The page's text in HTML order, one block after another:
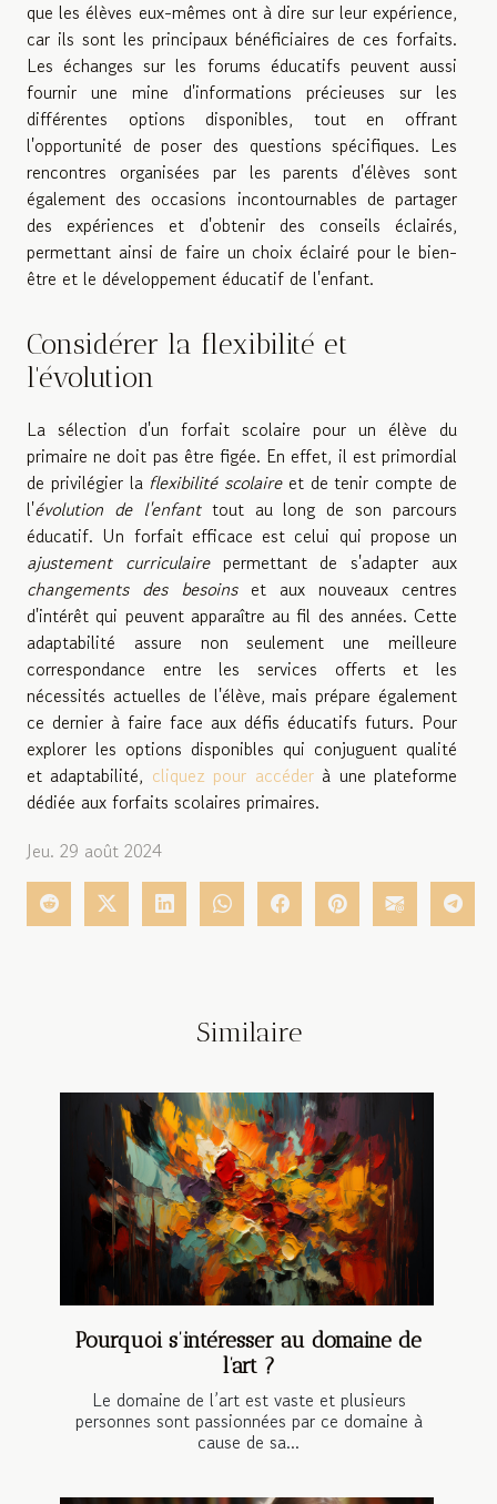
que les élèves eux-mêmes ont à dire sur leur expérience,
car ils sont les principaux bénéficiaires de ces forfaits.
Les échanges sur les forums éducatifs peuvent aussi
fournir une mine d'informations précieuses sur les
différentes options disponibles, tout en offrant
l'opportunité de poser des questions spécifiques. Les
rencontres organisées par les parents d'élèves sont
également des occasions incontournables de partager
des expériences et d'obtenir des conseils éclairés,
permettant ainsi de faire un choix éclairé pour le bien-
être et le développement éducatif de l'enfant.
Considérer la flexibilité et
l'évolution
La sélection d'un forfait scolaire pour un élève du
primaire ne doit pas être figée. En effet, il est primordial
de privilégier la flexibilité scolaireet de tenir compte de
l'évolution de l'enfanttout au long de son parcours
éducatif. Un forfait efficace est celui qui propose un
ajustement curriculairepermettant de s'adapter aux
changements des besoinset aux nouveaux centres
d'intérêt qui peuvent apparaître au fil des années. Cette
adaptabilité assure non seulement une meilleure
correspondance entre les services offerts et les
nécessités actuelles de l'élève, mais prépare également
ce dernier à faire face aux défis éducatifs futurs. Pour
explorer les options disponibles qui conjuguent qualité
et adaptabilité, cliquez pour accéderà une plateforme
dédiée aux forfaits scolaires primaires.
Jeu. 29 août 2024
Similaire
Pourquoi s’intéresser au domaine de
l’art ?
Le domaine de l’art est vaste et plusieurs
personnes sont passionnées par ce domaine à
cause de sa...